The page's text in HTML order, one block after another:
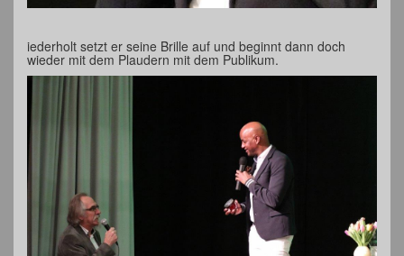
iederholt setzt er seine Brille auf und beginnt dann doch
wieder mit dem Plaudern mit dem Publikum.